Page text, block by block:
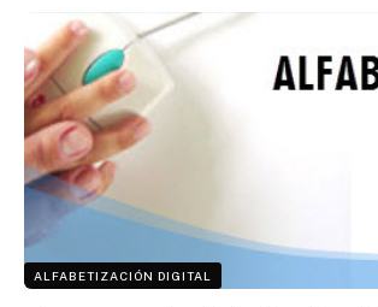
ALFABETIZACIÓN DIGITAL